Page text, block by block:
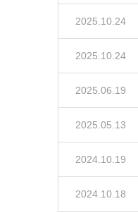
2025.10.24
2025.10.24
2025.06.19
2025.05.13
2024.10.19
2024.10.18